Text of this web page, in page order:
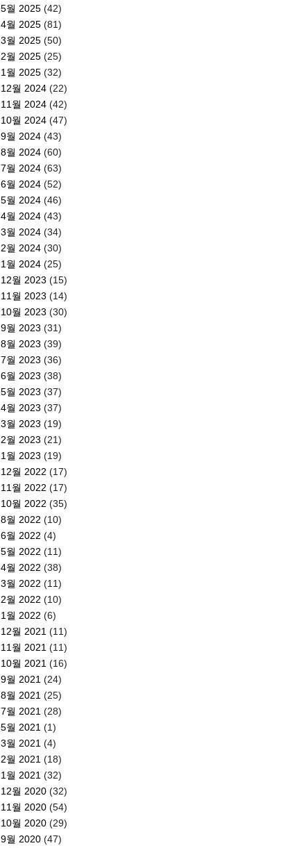
5월 2025 (42)
4월 2025 (81)
3월 2025 (50)
2월 2025 (25)
1월 2025 (32)
12월 2024 (22)
11월 2024 (42)
10월 2024 (47)
9월 2024 (43)
8월 2024 (60)
7월 2024 (63)
6월 2024 (52)
5월 2024 (46)
4월 2024 (43)
3월 2024 (34)
2월 2024 (30)
1월 2024 (25)
12월 2023 (15)
11월 2023 (14)
10월 2023 (30)
9월 2023 (31)
8월 2023 (39)
7월 2023 (36)
6월 2023 (38)
5월 2023 (37)
4월 2023 (37)
3월 2023 (19)
2월 2023 (21)
1월 2023 (19)
12월 2022 (17)
11월 2022 (17)
10월 2022 (35)
8월 2022 (10)
6월 2022 (4)
5월 2022 (11)
4월 2022 (38)
3월 2022 (11)
2월 2022 (10)
1월 2022 (6)
12월 2021 (11)
11월 2021 (11)
10월 2021 (16)
9월 2021 (24)
8월 2021 (25)
7월 2021 (28)
5월 2021 (1)
3월 2021 (4)
2월 2021 (18)
1월 2021 (32)
12월 2020 (32)
11월 2020 (54)
10월 2020 (29)
9월 2020 (47)